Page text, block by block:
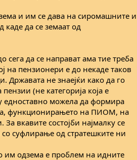
и им се дава на сиромашните и
каде да се земаат од
сега да се направат ама тие треба
на пензионери е до некаде таков
Државата не знаејќи како да го
(не категорија која е
едноставно можела да формира
функционирањето на ПИОМ, на
вкавите состојби најмалку се
суфлирање од стратешките ни
им одзема е проблем на идните